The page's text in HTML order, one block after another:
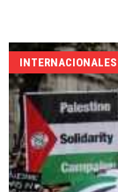
INTERNACIONALES